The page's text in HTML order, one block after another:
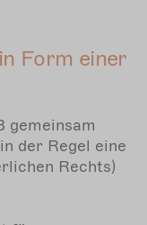
Form einer
gemeinsam
der Regel eine
Rechts)